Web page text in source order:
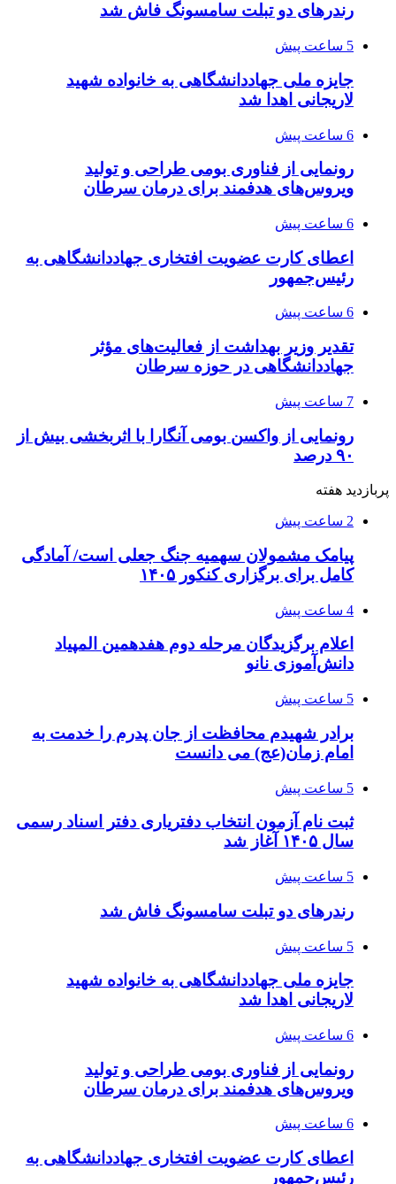
رندرهای دو تبلت سامسونگ فاش شد
5 ساعت پیش
جایزه ملی جهاددانشگاهی به خانواده شهید
لاریجانی اهدا شد
6 ساعت پیش
رونمایی از فناوری بومی طراحی و تولید
ویروس‌های هدفمند برای درمان سرطان
6 ساعت پیش
اعطای کارت عضویت افتخاری جهاددانشگاهی به
رئیس‌جمهور
6 ساعت پیش
تقدیر وزیر بهداشت از فعالیت‌های مؤثر
جهاددانشگاهی در حوزه سرطان
7 ساعت پیش
رونمایی از واکسن بومی آنگارا با اثربخشی بیش از
۹۰ درصد
پربازدید هفته
2 ساعت پیش
پیامک مشمولان سهمیه جنگ جعلی است/ آمادگی
کامل برای برگزاری کنکور ۱۴۰۵
4 ساعت پیش
اعلام برگزیدگان مرحله دوم هفدهمین المپیاد
دانش‌آموزی نانو
5 ساعت پیش
برادر شهیدم محافظت از جان پدرم را خدمت به
امام زمان(عج) می دانست
5 ساعت پیش
ثبت نام آزمون انتخاب دفتریاری دفتر اسناد رسمی
سال ۱۴۰۵ آغاز شد
5 ساعت پیش
رندرهای دو تبلت سامسونگ فاش شد
5 ساعت پیش
جایزه ملی جهاددانشگاهی به خانواده شهید
لاریجانی اهدا شد
6 ساعت پیش
رونمایی از فناوری بومی طراحی و تولید
ویروس‌های هدفمند برای درمان سرطان
6 ساعت پیش
اعطای کارت عضویت افتخاری جهاددانشگاهی به
رئیس‌جمهور